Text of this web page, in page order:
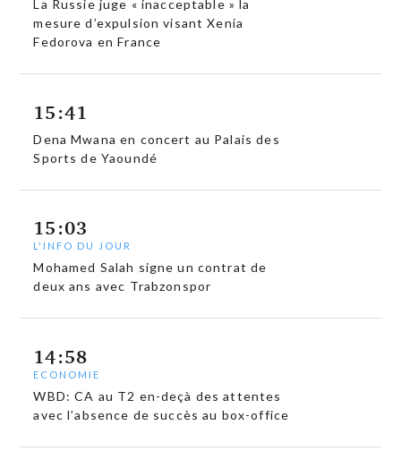
La Russie juge « inacceptable » la
mesure d’expulsion visant Xenia
Fedorova en France
15:41
Dena Mwana en concert au Palais des
Sports de Yaoundé
15:03
L'INFO DU JOUR
Mohamed Salah signe un contrat de
deux ans avec Trabzonspor
14:58
ECONOMIE
WBD: CA au T2 en-deçà des attentes
avec l’absence de succès au box-office